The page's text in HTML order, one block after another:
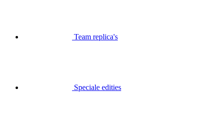
Team replica's
Speciale edities